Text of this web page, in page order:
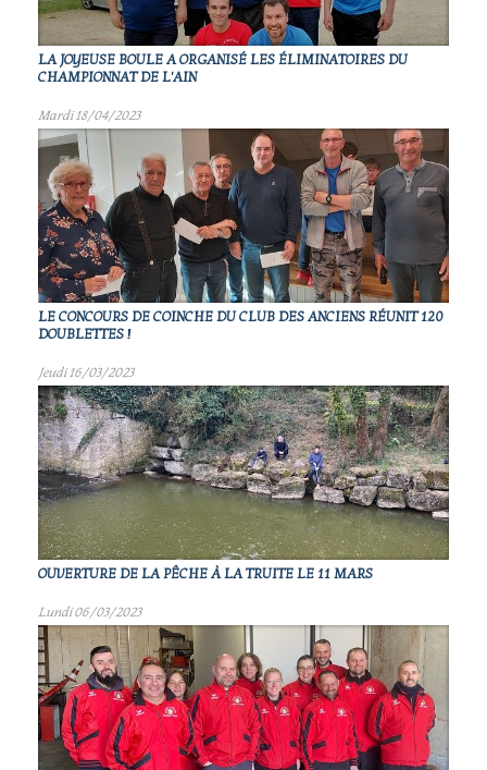
LA JOYEUSE BOULE A ORGANISÉ LES ÉLIMINATOIRES DU
CHAMPIONNAT DE L'AIN
Mardi 18/04/2023
LE CONCOURS DE COINCHE DU CLUB DES ANCIENS RÉUNIT 120
DOUBLETTES !
Jeudi 16/03/2023
OUVERTURE DE LA PÊCHE À LA TRUITE LE 11 MARS
Lundi 06/03/2023